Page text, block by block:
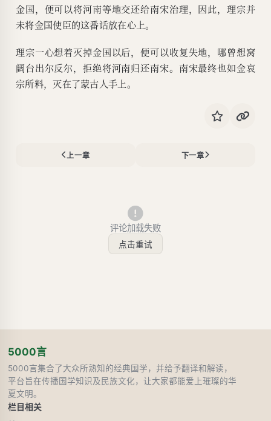
金国，便可以将河南等地交还给南宋治理，因此，理宗并
未将金国使臣的这番话放在心上。
理宗一心想着灭掉金国以后，便可以收复失地，哪曾想窝
阔台出尔反尔，拒绝将河南归还南宋。南宋最终也如金哀
宗所料，灭在了蒙古人手上。
上一章 下一章
评论加载失败
点击重试
5000言
5000言集合了大众所熟知的经典国学，并给予翻译和解读，
平台旨在传播国学知识及民族文化，让大家都能爱上璀璨的华
夏文明。
栏目相关